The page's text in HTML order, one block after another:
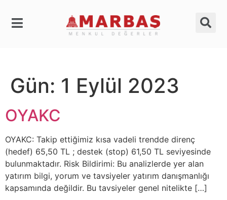
Gün: 1 Eylül 2023
OYAKC
OYAKC: Takip ettiğimiz kısa vadeli trendde direnç
(hedef) 65,50 TL ; destek (stop) 61,50 TL seviyesinde
bulunmaktadır. Risk Bildirimi: Bu analizlerde yer alan
yatırım bilgi, yorum ve tavsiyeler yatırım danışmanlığı
kapsamında değildir. Bu tavsiyeler genel nitelikte […]